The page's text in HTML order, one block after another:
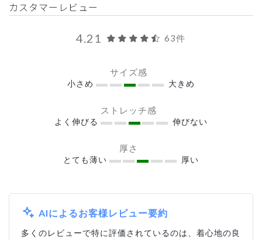
カスタマーレビュー
4.21 63件
サイズ感
小さめ 大きめ
ストレッチ感
よく伸びる 伸びない
厚さ
とても薄い 厚い
AIによるお客様レビュー要約
多くのレビューで特に評価されているのは、着心地の良